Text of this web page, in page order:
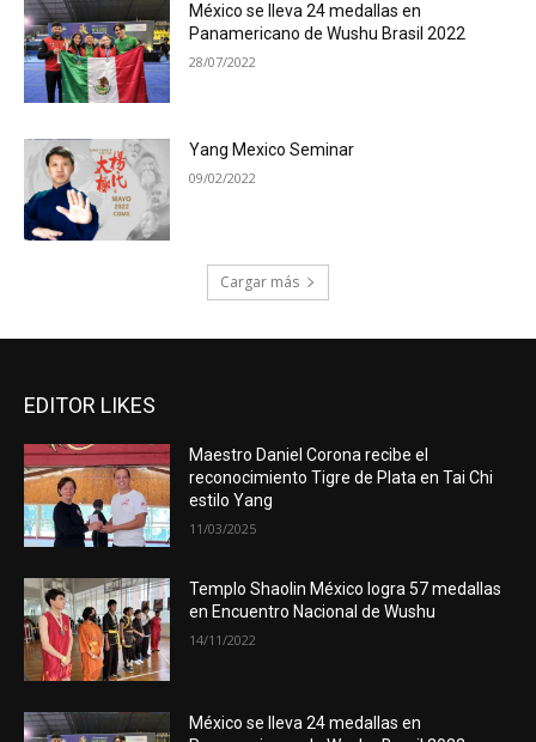
México se lleva 24 medallas en
Panamericano de Wushu Brasil 2022
28/07/2022
Yang Mexico Seminar
09/02/2022
Cargar más
EDITOR LIKES
Maestro Daniel Corona recibe el
reconocimiento Tigre de Plata en Tai Chi
estilo Yang
11/03/2025
Templo Shaolin México logra 57 medallas
en Encuentro Nacional de Wushu
14/11/2022
México se lleva 24 medallas en